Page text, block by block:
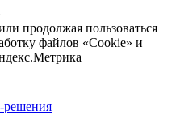
продолжая пользоваться
файлов «Cookie» и
решения